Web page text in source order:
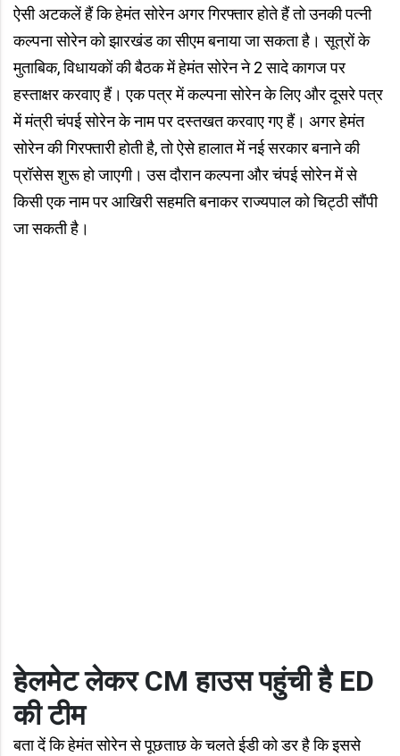
ऐसी अटकलें हैं कि हेमंत सोरेन अगर गिरफ्तार होते हैं तो उनकी पत्नी
कल्पना सोरेन को झारखंड का सीएम बनाया जा सकता है। सूत्रों के
मुताबिक, विधायकों की बैठक में हेमंत सोरेन ने 2 सादे कागज पर
हस्ताक्षर करवाए हैं। एक पत्र में कल्पना सोरेन के लिए और दूसरे पत्र
में मंत्री चंपई सोरेन के नाम पर दस्तखत करवाए गए हैं। अगर हेमंत
सोरेन की गिरफ्तारी होती है, तो ऐसे हालात में नई सरकार बनाने की
प्रॉसेस शुरू हो जाएगी। उस दौरान कल्पना और चंपई सोरेन में से
किसी एक नाम पर आखिरी सहमति बनाकर राज्यपाल को चिट्ठी सौंपी
जा सकती है।
हेलमेट लेकर CM हाउस पहुंची है ED
की टीम
बता दें कि हेमंत सोरेन से पूछताछ के चलते ईडी को डर है कि इससे